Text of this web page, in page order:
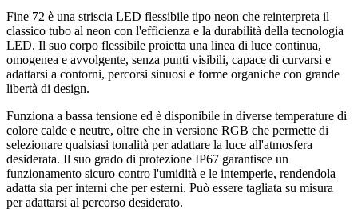
Fine 72 è una striscia LED flessibile tipo neon che reinterpreta il
classico tubo al neon con l'efficienza e la durabilità della tecnologia
LED. Il suo corpo flessibile proietta una linea di luce continua,
omogenea e avvolgente, senza punti visibili, capace di curvarsi e
adattarsi a contorni, percorsi sinuosi e forme organiche con grande
libertà di design.
Funziona a bassa tensione ed è disponibile in diverse temperature di
colore calde e neutre, oltre che in versione RGB che permette di
selezionare qualsiasi tonalità per adattare la luce all'atmosfera
desiderata. Il suo grado di protezione IP67 garantisce un
funzionamento sicuro contro l'umidità e le intemperie, rendendola
adatta sia per interni che per esterni. Può essere tagliata su misura
per adattarsi al percorso desiderato.